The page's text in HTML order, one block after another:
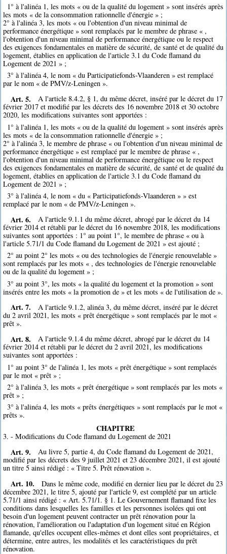
1° à l'alinéa 1, les mots « ou de la qualité du logement » sont insérés après
les mots « de la consommation rationnelle d'énergie » ;
2° à l'alinéa 3, les mots « ou l'obtention d'un niveau minimal de
performance énergétique » sont remplacés par le membre de phrase « ,
l'obtention d'un niveau minimal de performance énergétique ou le respect
des exigences fondamentales en matière de sécurité, de santé et de qualité du
logement, établies en application de l'article 3.1 du Code flamand du
Logement de 2021 » ;
3° à l'alinéa 4, le nom « du Participatiefonds-Vlaanderen » est remplacé
par le nom « de PMV/z-Leningen ».
Art. 5.
A l'article 8.4.2, § 1, du même décret, inséré par le décret du 17
février 2017 et modifié par les décrets des 16 novembre 2018 et 30 octobre
2020, les modifications suivantes sont apportées :
1° à l'alinéa 1, les mots « ou de la qualité du logement » sont insérés après
les mots « de la consommation rationnelle d'énergie » ;
2° à l'alinéa 3, le membre de phrase « ou l'obtention d'un niveau minimal de
performance énergétique » est remplacé par le membre de phrase « ,
l'obtention d'un niveau minimal de performance énergétique ou le respect
des exigences fondamentales en matière de sécurité, de santé et de qualité du
logement, établies en application de l'article 3.1 du Code flamand du
Logement de 2021 » ;
3° à l'alinéa 4, le nom « du « Participatiefonds-Vlaanderen » » est
remplacé par le nom « de PMV/z-Leningen ».
Art. 6.
A l'article 9.1.1 du même décret, abrogé par le décret du 14
février 2014 et rétabli par le décret du 16 novembre 2018, les modifications
suivantes sont apportées : 1° au point 1°, le membre de phrase « ou à
l'article 5.71/1 du Code flamand du Logement de 2021 » est ajouté ;
2° au point 2° les mots « ou des technologies de l'énergie renouvelable »
sont remplacés par les mots « , des technologies de l'énergie renouvelable
ou de la qualité du logement » ;
3° au point 3°, les mots « la qualité du logement et la promotion » sont
insérés entre les mots « la promotion de » et les mots « de l'utilisation de ».
Art. 7.
A l'article 9.1.2, alinéa 3, du même décret, inséré par le décret
du 2 avril 2021, les mots « prêt énergétique » sont remplacés par le mot «
prêt ».
Art. 8.
A l'article 9.1.4 du même décret, abrogé par le décret du 14
février 2014 et rétabli par le décret du 2 avril 2021, les modifications
suivantes sont apportées :
1° au point 3° de l'alinéa 1, les mots « prêt énergétique » sont remplacés
par le mot « prêt » ;
2° à l'alinéa 3, les mots « prêt énergétique » sont remplacés par les mots «
prêt » ;
3° à l'alinéa 4, les mots « prêts énergétiques » sont remplacés par le mot «
prêts ».
CHAPITRE
3. - Modifications du Code flamand du Logement de 2021
Art. 9.
Au livre 5, partie 4, du Code flamand du Logement de 2021,
modifié par les décrets des 9 juillet 2021 et 23 décembre 2021, il est ajouté
un titre 5 ainsi rédigé : « Titre 5. Prêt rénovation ».
Art. 10.
Dans le même code, modifié en dernier lieu par le décret du 23
décembre 2021, le titre 5, ajouté par l'article 9, est complété par un article
5.71/1 ainsi rédigé : « Art. 5.71/1. § 1. Le Gouvernement flamand fixe les
conditions dans lesquelles les familles et les personnes isolées qui ont
besoin d'un logement peuvent contracter un prêt rénovation pour la
rénovation, l'amélioration ou l'adaptation d'un logement situé en Région
flamande, qu'elles occupent elles-mêmes et dont elles sont propriétaires, et
détermine, entre autres, les modalités et les caractéristiques du prêt
rénovation.